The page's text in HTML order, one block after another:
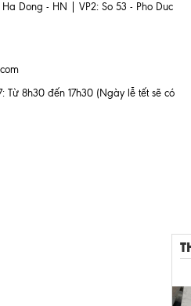
Ha Dong - HN | VP2: So 53 - Pho Duc
Từ 8h30 đến 17h30 (Ngày lễ tết sẽ có